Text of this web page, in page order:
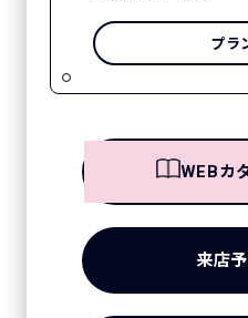
プラ
WEBカ
来店